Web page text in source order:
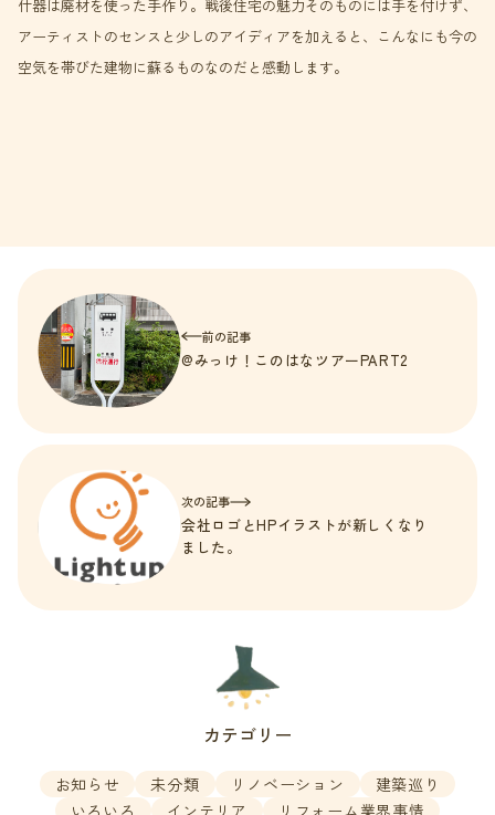
什器は廃材を使った手作り。戦後住宅の魅力そのものには手を付けず、
アーティストのセンスと少しのアイディアを加えると、こんなにも今の
空気を帯びた建物に蘇るものなのだと感動します。
前の記事
@みっけ！このはなツアーPART2
次の記事
会社ロゴとHPイラストが新しくなり
ました。
カテゴリー
お知らせ 未分類 リノベーション
建築巡り
いろいろ
インテリア リフォーム業界事情